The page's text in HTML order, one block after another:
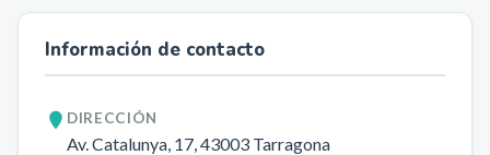
Información de contacto
DIRECCIÓN
Av. Catalunya, 17, 43003 Tarragona